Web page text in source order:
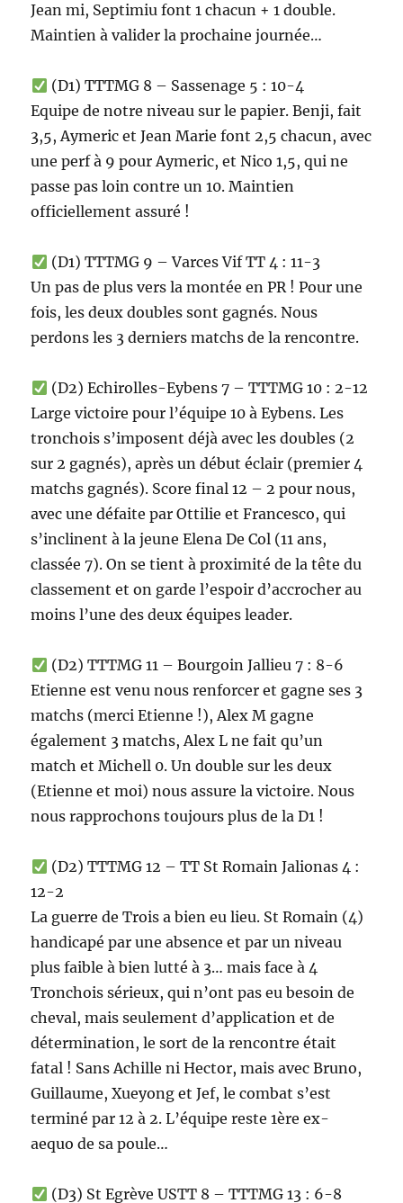
Jean mi, Septimiu font 1 chacun + 1 double.
Maintien à valider la prochaine journée…
(D1) TTTMG 8 – Sassenage 5 : 10-4
Equipe de notre niveau sur le papier. Benji, fait
3,5, Aymeric et Jean Marie font 2,5 chacun, avec
une perf à 9 pour Aymeric, et Nico 1,5, qui ne
passe pas loin contre un 10. Maintien
officiellement assuré !
(D1) TTTMG 9 – Varces Vif TT 4 : 11-3
Un pas de plus vers la montée en PR ! Pour une
fois, les deux doubles sont gagnés. Nous
perdons les 3 derniers matchs de la rencontre.
(D2) Echirolles-Eybens 7 – TTTMG 10 : 2-12
Large victoire pour l’équipe 10 à Eybens. Les
tronchois s’imposent déjà avec les doubles (2
sur 2 gagnés), après un début éclair (premier 4
matchs gagnés). Score final 12 – 2 pour nous,
avec une défaite par Ottilie et Francesco, qui
s’inclinent à la jeune Elena De Col (11 ans,
classée 7). On se tient à proximité de la tête du
classement et on garde l’espoir d’accrocher au
moins l’une des deux équipes leader.
(D2) TTTMG 11 – Bourgoin Jallieu 7 : 8-6
Etienne est venu nous renforcer et gagne ses 3
matchs (merci Etienne !), Alex M gagne
également 3 matchs, Alex L ne fait qu’un
match et Michell 0. Un double sur les deux
(Etienne et moi) nous assure la victoire. Nous
nous rapprochons toujours plus de la D1 !
(D2) TTTMG 12 – TT St Romain Jalionas 4 :
12-2
La guerre de Trois a bien eu lieu. St Romain (4)
handicapé par une absence et par un niveau
plus faible à bien lutté à 3… mais face à 4
Tronchois sérieux, qui n’ont pas eu besoin de
cheval, mais seulement d’application et de
détermination, le sort de la rencontre était
fatal ! Sans Achille ni Hector, mais avec Bruno,
Guillaume, Xueyong et Jef, le combat s’est
terminé par 12 à 2. L’équipe reste 1ère ex-
aequo de sa poule…
(D3) St Egrève USTT 8 – TTTMG 13 : 6-8